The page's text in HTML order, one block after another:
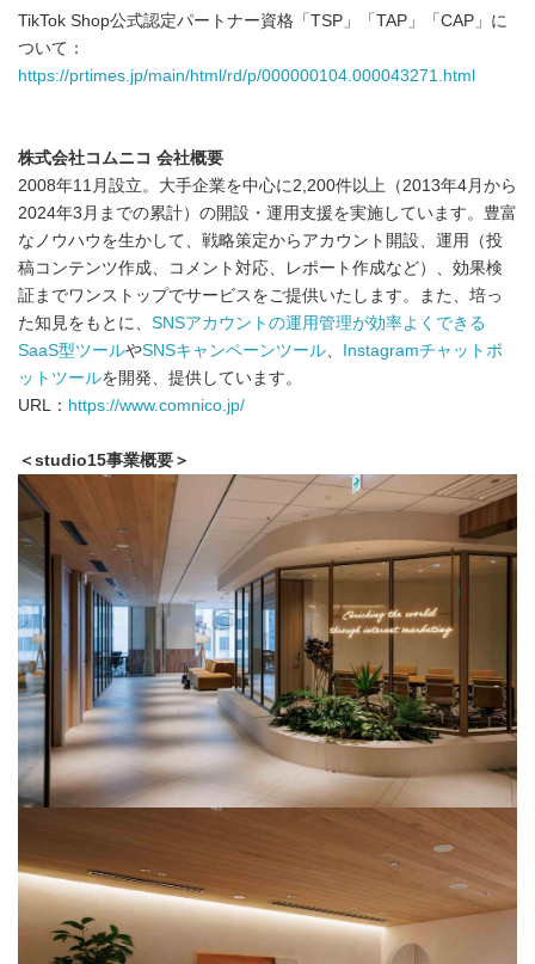
TikTok Shop公式認定パートナー資格「TSP」「TAP」「CAP」に
ついて：
https://prtimes.jp/main/html/rd/p/000000104.000043271.html
株式会社コムニコ 会社概要
2008年11月設立。大手企業を中心に2,200件以上（2013年4月から
2024年3月までの累計）の開設・運用支援を実施しています。豊富
なノウハウを生かして、戦略策定からアカウント開設、運用（投
稿コンテンツ作成、コメント対応、レポート作成など）、効果検
証までワンストップでサービスをご提供いたします。また、培っ
た知見をもとに、 SNSアカウントの運用管理が効率よくできる
SaaS型ツールやSNSキャンペーンツール、 Instagramチャットボ
ットツールを開発、提供しています。
URL： https://www.comnico.jp/
＜ studio15事業概要＞